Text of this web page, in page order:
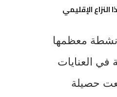
الإقليمي
إلى 824,273 حالة، من بينها 3852 حالة نشطة معظمها
الرعاية في العنايات
810,996 حالة، وارتفعت حصيلة